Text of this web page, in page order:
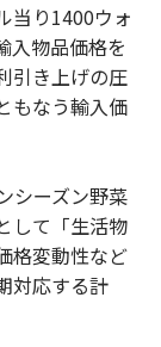
当り1400ウォ
入物品価格を
引き上げの圧
もなう輸入価
シーズン野菜
して「生活物
格変動性など
対応する計